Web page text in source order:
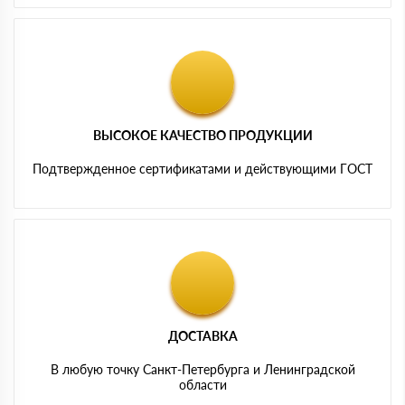
ВЫСОКОЕ КАЧЕСТВО ПРОДУКЦИИ
Подтвержденное сертификатами и действующими ГОСТ
ДОСТАВКА
В любую точку Санкт-Петербурга и Ленинградской
области